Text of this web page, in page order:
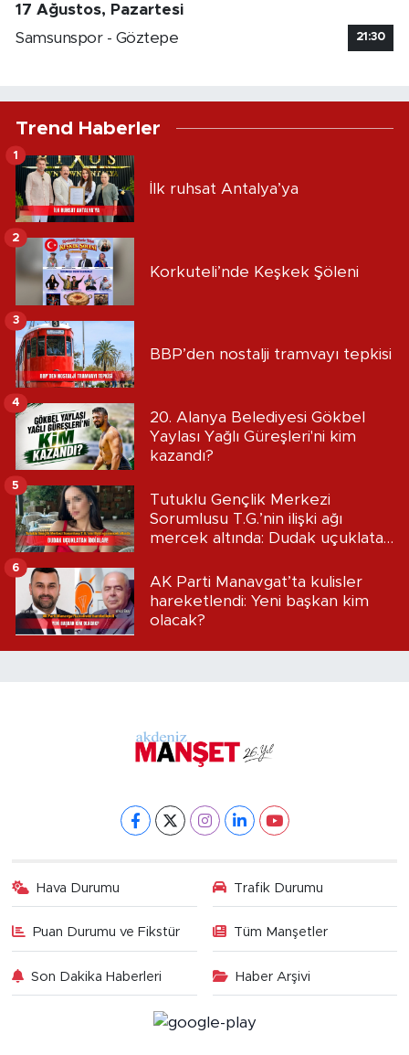
17 Ağustos, Pazartesi
Samsunspor - Göztepe
21:30
Trend Haberler
İlk ruhsat Antalya’ya
1
Korkuteli’nde Keşkek Şöleni
2
BBP’den nostalji tramvayı tepkisi
3
20. Alanya Belediyesi Gökbel
Yaylası Yağlı Güreşleri'ni kim
kazandı?
4
Tutuklu Gençlik Merkezi
Sorumlusu T.G.’nin ilişki ağı
mercek altında: Dudak uçuklatan
5
AK Parti Manavgat’ta kulisler
hareketlendi: Yeni başkan kim
olacak?
6
Hava Durumu Trafik Durumu
Puan Durumu ve Fikstür Tüm Manşetler
Son Dakika Haberleri Haber Arşivi